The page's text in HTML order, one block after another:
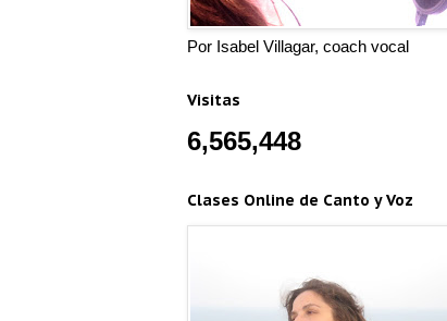
Por Isabel Villagar, coach vocal
Visitas
6,565,448
Clases Online de Canto y Voz